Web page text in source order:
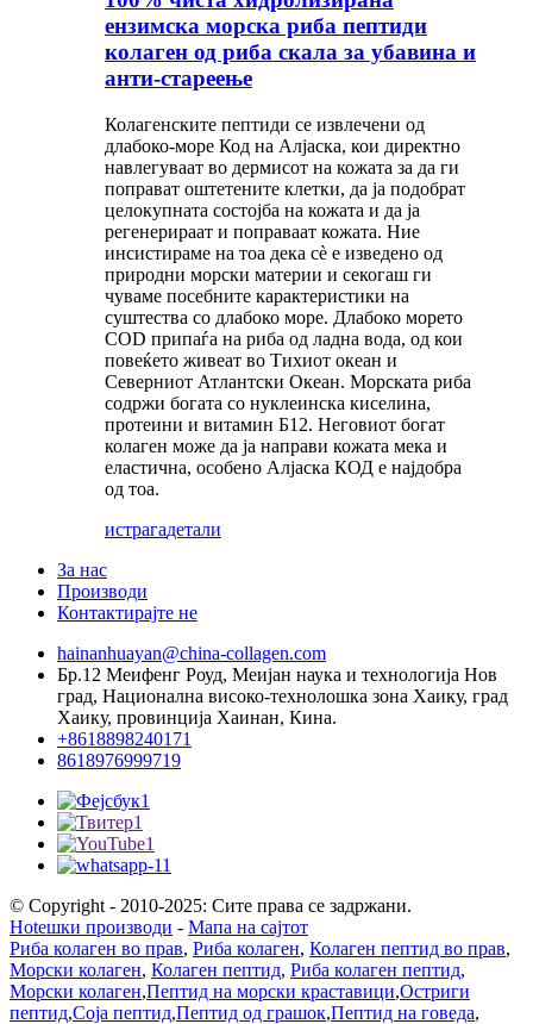
ензимска морска риба пептиди
колаген од риба скала за убавина и
анти-стареење
Колагенските пептиди се извлечени од
длабоко-море Код на Алјаска, кои директно
навлегуваат во дермисот на кожата за да ги
поправат оштетените клетки, да ја подобрат
целокупната состојба на кожата и да ја
регенерираат и поправаат кожата. Ние
инсистираме на тоа дека сè е изведено од
природни морски материи и секогаш ги
чуваме посебните карактеристики на
суштества со длабоко море. Длабоко морето
COD припаѓа на риба од ладна вода, од кои
повеќето живеат во Тихиот океан и
Северниот Атлантски Океан. Морската риба
содржи богата со нуклеинска киселина,
протеини и витамин Б12. Неговиот богат
колаген може да ја направи кожата мека и
еластична, особено Алјаска КОД е најдобра
од тоа.
истрагадетали
За нас
Производи
Контактирајте не
hainanhuayan@china-collagen.com
Бр.12 Меифенг Роуд, Меијан наука и технологија Нов
град, Национална високо-технолошка зона Хаику, град
Хаику, провинција Хаинан, Кина.
+8618898240171
8618976999719
© Copyright - 2010-2025: Сите права се задржани.
Hotешки производи - Мапа на сајтот
Риба колаген во прав, Риба колаген, Колаген пептид во прав,
Морски колаген, Колаген пептид, Риба колаген пептид,
Морски колаген,Пептид на морски краставици,Остриги
пептид,Соја пептид,Пептид од грашок,Пептид на говеда,